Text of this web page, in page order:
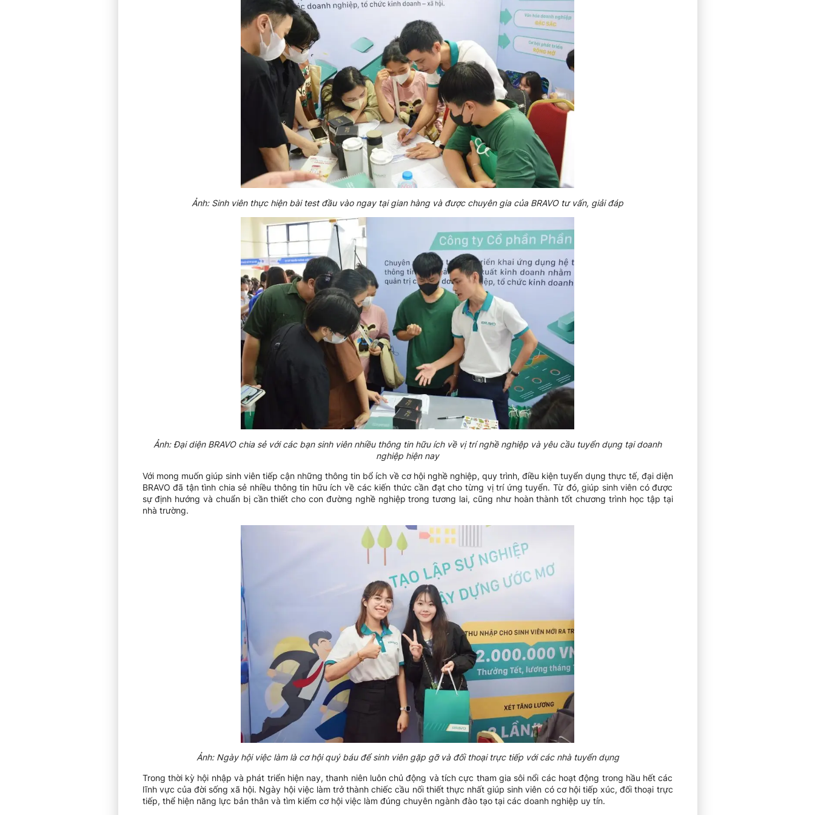
Ảnh: Sinh viên thực hiện bài test đầu vào ngay tại gian hàng và được chuyên gia của BRAVO tư vấn, giải đáp
Ảnh: Đại diện BRAVO chia sẻ với các bạn sinh viên nhiều thông tin hữu ích về vị trí nghề nghiệp và yêu cầu tuyển dụng tại doanh
nghiệp hiện nay
Với mong muốn giúp sinh viên tiếp cận những thông tin bổ ích về cơ hội nghề nghiệp, quy trình, điều kiện tuyển dụng thực tế, đại diện
BRAVO đã tận tình chia sẻ nhiều thông tin hữu ích về các kiến thức cần đạt cho từng vị trí ứng tuyển. Từ đó, giúp sinh viên có được
sự định hướng và chuẩn bị cần thiết cho con đường nghề nghiệp trong tương lai, cũng như hoàn thành tốt chương trình học tập tại
nhà trường.
Ảnh: Ngày hội việc làm là cơ hội quý báu để sinh viên gặp gỡ và đối thoại trực tiếp với các nhà tuyển dụng
Trong thời kỳ hội nhập và phát triển hiện nay, thanh niên luôn chủ động và tích cực tham gia sôi nổi các hoạt động trong hầu hết các
lĩnh vực của đời sống xã hội. Ngày hội việc làm trở thành chiếc cầu nối thiết thực nhất giúp sinh viên có cơ hội tiếp xúc, đối thoại trực
tiếp, thể hiện năng lực bản thân và tìm kiếm cơ hội việc làm đúng chuyên ngành đào tạo tại các doanh nghiệp uy tín.